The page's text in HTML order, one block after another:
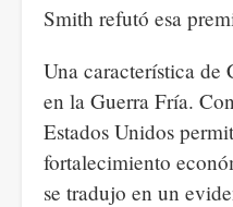
Smith refutó esa
Una característica de
en la Guerra Fría.
Estados Unidos
fortalecimiento
se tradujo en un